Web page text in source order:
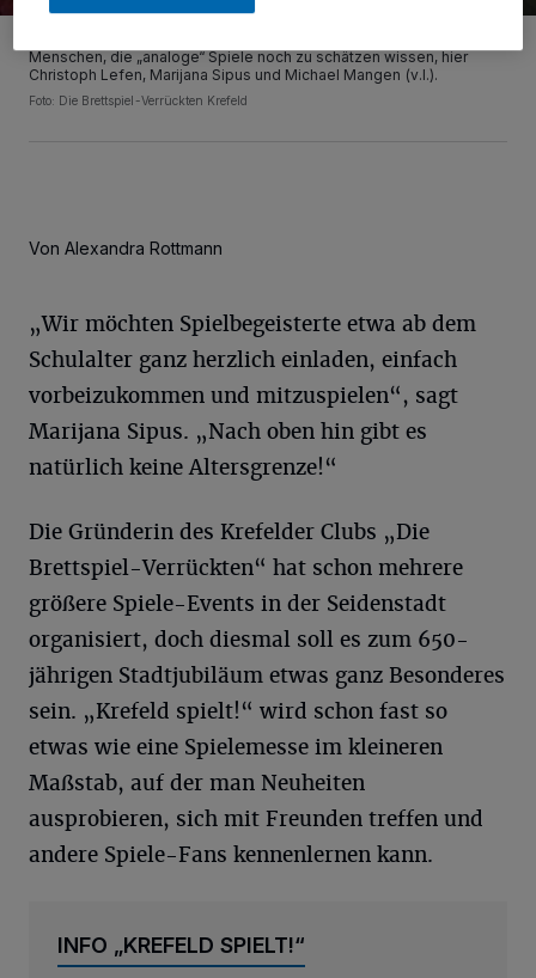
Menschen, die „analoge“ Spiele noch zu schätzen wissen, hier
Christoph Lefen, Marijana Sipus und Michael Mangen (v.l.).
Foto: Die Brettspiel-Verrückten Krefeld
Von Alexandra Rottmann​
„Wir möchten Spielbegeisterte etwa ab dem
Schulalter ganz herzlich einladen, einfach
vorbeizukommen und mitzuspielen“, sagt
Marijana Sipus. „Nach oben hin gibt es
natürlich keine Altersgrenze!“
Die Gründerin des Krefelder Clubs „Die
Brettspiel-Verrückten“ hat schon mehrere
größere Spiele-Events in der Seidenstadt
organisiert, doch diesmal soll es zum 650-
jährigen Stadtjubiläum etwas ganz Besonderes
sein. „Krefeld spielt!“ wird schon fast so
etwas wie eine Spielemesse im kleineren
Maßstab, auf der man Neuheiten
ausprobieren, sich mit Freunden treffen und
andere Spiele-Fans kennenlernen kann.
INFO „KREFELD SPIELT!“